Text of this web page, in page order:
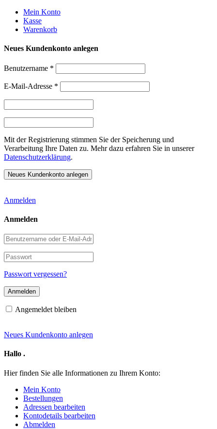
Weiter
zum
Inhalt
Mein Konto
Kasse
Warenkorb
Neues Kundenkonto anlegen
Benutzername *
E-Mail-Adresse *
Mit der Registrierung stimmen Sie der Speicherung und
Verarbeitung Ihre Daten zu. Mehr dazu erfahren Sie in unserer
Datenschutzerklärung.
Anmelden
Anmelden
Benutzername
oder
E-
Mail-
Adresse
Passwort
Passwort vergessen?
Angemeldet bleiben
Neues Kundenkonto anlegen
Hallo .
Hier finden Sie alle Informationen zu Ihrem Konto:
Mein Konto
Bestellungen
Adressen bearbeiten
Kontodetails bearbeiten
Abmelden